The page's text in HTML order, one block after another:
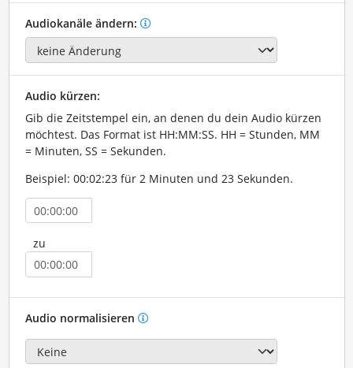
Audiokanäle ändern:
Audio kürzen:
Gib die Zeitstempel ein, an denen du dein Audio kürzen
möchtest. Das Format ist HH:MM:SS. HH = Stunden, MM
= Minuten, SS = Sekunden.
Beispiel: 00:02:23 für 2 Minuten und 23 Sekunden.
zu
Audio normalisieren